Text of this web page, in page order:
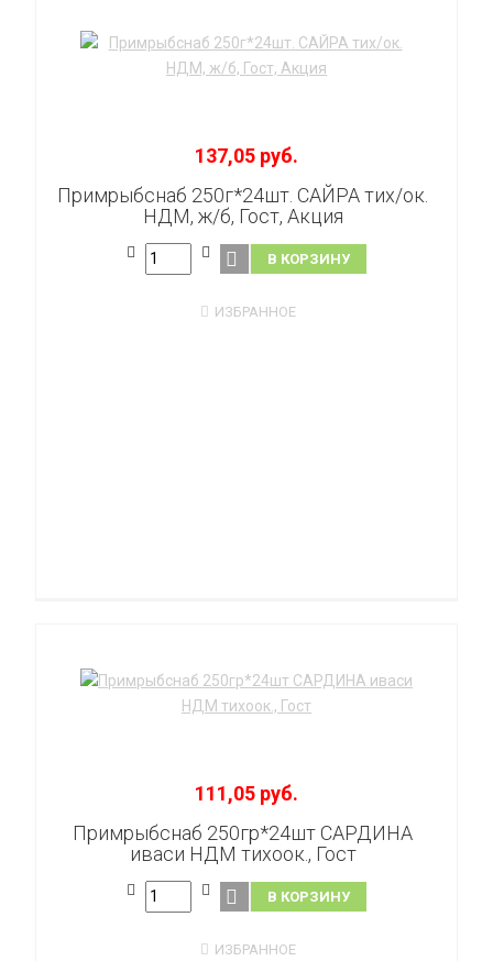
137,05 руб.
Примрыбснаб 250г*24шт. САЙРА тих/ок.
НДМ, ж/б, Гост, Акция
В КОРЗИНУ
ИЗБРАННОЕ
111,05 руб.
Примрыбснаб 250гр*24шт САРДИНА
иваси НДМ тихоок., Гост
В КОРЗИНУ
ИЗБРАННОЕ